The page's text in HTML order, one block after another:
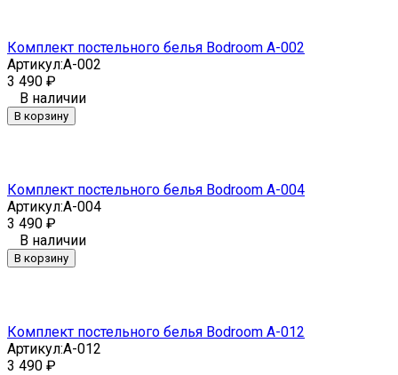
Комплект постельного белья Bodroom A-002
Артикул:A-002
3 490 ₽
В наличии
В корзину
Комплект постельного белья Bodroom A-004
Артикул:A-004
3 490 ₽
В наличии
В корзину
Комплект постельного белья Bodroom A-012
Артикул:A-012
3 490 ₽